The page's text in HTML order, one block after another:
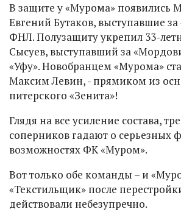
В защите у «Мурома» появились
Евгений Бутаков, выступавшие за
ФНЛ. Полузащиту укрепил 33-
Сысуев, выступавший за
«Уфу». Новобранцем «Мурома»
Максим Левин, - прямиком из
питерского «Зенита»!
Глядя на все усиление состава,
соперников гадают о серьезных
возможностях ФК «Муром».
Вот только обе команды – и
«Текстильщик» после
действовали небезупречно.